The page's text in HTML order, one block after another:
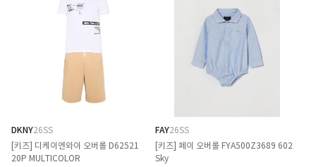
DKNY26SS
[키즈] 디케이엔와이 오버롤 D62521
20P MULTICOLOR
FAY26SS
[키즈] 페이 오버롤 FYA500Z3689 602
Sky